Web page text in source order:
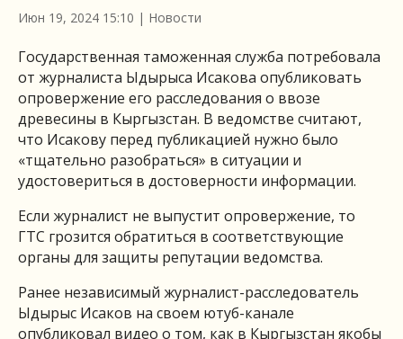
Июн 19, 2024 15:10 | Новости
Государственная таможенная служба потребовала
от журналиста Ыдырыса Исакова опубликовать
опровержение его расследования о ввозе
древесины в Кыргызстан. В ведомстве считают,
что Исакову перед публикацией нужно было
«тщательно разобраться» в ситуации и
удостовериться в достоверности информации.
Если журналист не выпустит опровержение, то
ГТС грозится обратиться в соответствующие
органы для защиты репутации ведомства.
Ранее независимый журналист-расследователь
Ыдырыс Исаков на своем ютуб-канале
опубликовал видео о том, как в Кыргызстан якобы